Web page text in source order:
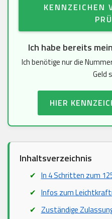
KENNZEICHEN
Ich habe bereits
Ich benötige nur die
Geld
HIER
Inhaltsverzeichnis
In 4 Schritten zum
Infos zum
Zuständige